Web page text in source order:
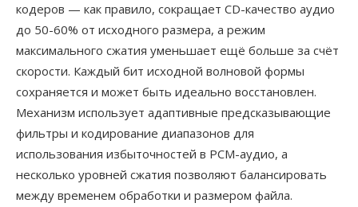
кодеров — как правило, сокращает CD-качество аудио
до 50-60% от исходного размера, а режим
максимального сжатия уменьшает ещё больше за счёт
скорости. Каждый бит исходной волновой формы
сохраняется и может быть идеально восстановлен.
Механизм использует адаптивные предсказывающие
фильтры и кодирование диапазонов для
использования избыточностей в PCM-аудио, а
несколько уровней сжатия позволяют балансировать
между временем обработки и размером файла.